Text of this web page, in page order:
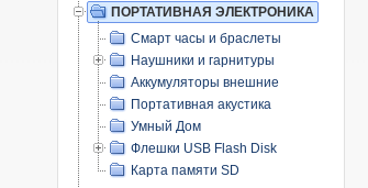
ПОРТАТИВНАЯ ЭЛЕКТРОНИКА
Смарт часы и браслеты
Наушники и гарнитуры
Аккумуляторы внешние
Портативная акустика
Умный Дом
Флешки USB Flash Disk
Карта памяти SD